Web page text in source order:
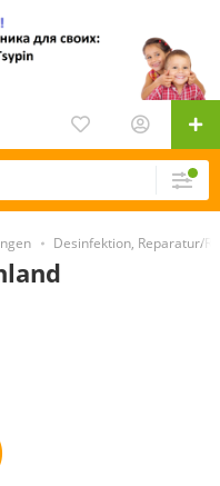
Desinfektion, Reparatur/